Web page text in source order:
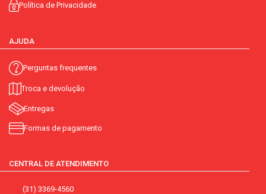
Política de Privacidade
AJUDA
Perguntas frequentes
Troca e devolução
Entregas
Formas de pagamento
CENTRAL DE ATENDIMENTO
(31) 3369-4560